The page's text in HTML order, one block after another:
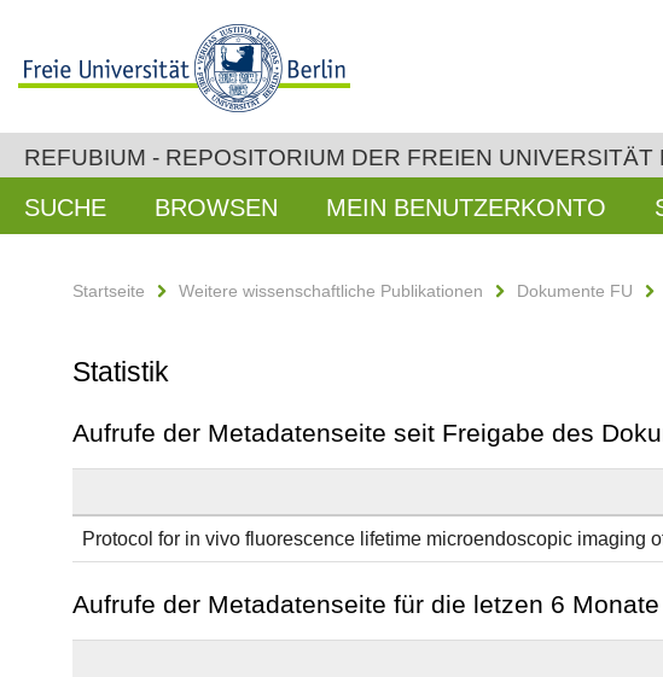
REFUBIUM - REPOSITORIUM DER FREIEN UNIVERSITÄT
SUCHE BROWSEN MEIN BENUTZERKONTO
Startseite Weitere wissenschaftliche Publikationen Dokumente FU
Statistik
Aufrufe der Metadatenseite seit Freigabe des
Protocol for in vivo fluorescence lifetime microendoscopic imaging
Aufrufe der Metadatenseite für die letzen 6 Monate